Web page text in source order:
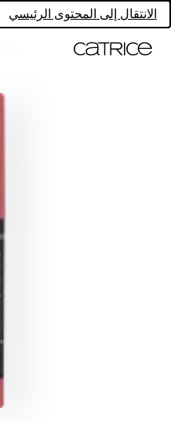
الانتقال إلى المحتوى الرئيسي